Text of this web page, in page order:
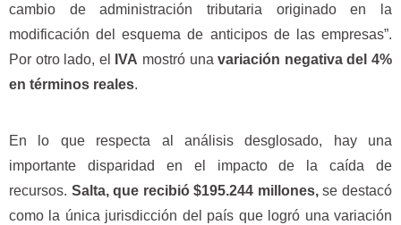
cambio de administración tributaria originado en la
modificación del esquema de anticipos de las empresas”.
Por otro lado, el
IVA mostró una variación negativa del 4%
en términos reales.
En lo que respecta al análisis desglosado, hay una
importante disparidad en el impacto de la caída de
recursos. Salta, que recibió $195.244 millones,se destacó
como la única jurisdicción del país que logró una variación